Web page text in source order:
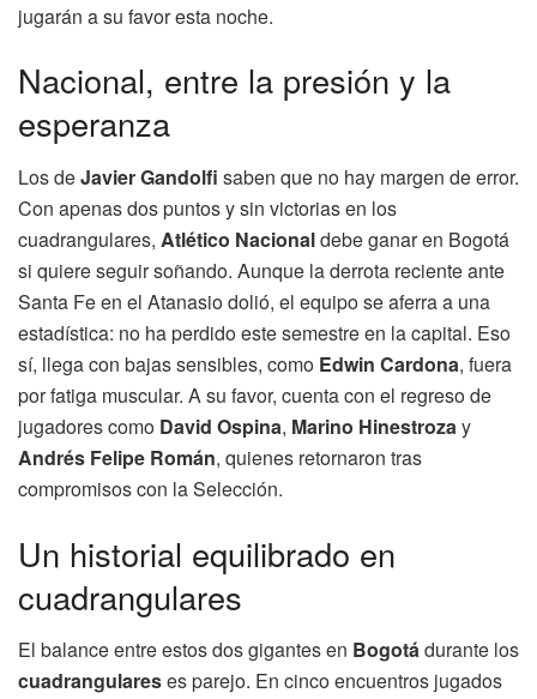
jugarán a su favor esta noche.
Nacional, entre la presión y la
esperanza
Los deJavier Gandolfi saben que no hay margen de error.
Con apenas dos puntos y sin victorias en los
cuadrangulares, Atlético Nacionaldebe ganar en Bogotá
si quiere seguir soñando. Aunque la derrota reciente ante
Santa Fe en el Atanasio dolió, el equipo se aferra a una
estadística: no ha perdido este semestre en la capital. Eso
sí, llega con bajas sensibles, como Edwin Cardona, fuera
por fatiga muscular. A su favor, cuenta con el regreso de
jugadores como David Ospina, Marino Hinestrozay
Andrés Felipe Román, quienes retornaron tras
compromisos con la Selección.
Un historial equilibrado en
cuadrangulares
El balance entre estos dos gigantes en Bogotádurante los
cuadrangulareses parejo. En cinco encuentros jugados